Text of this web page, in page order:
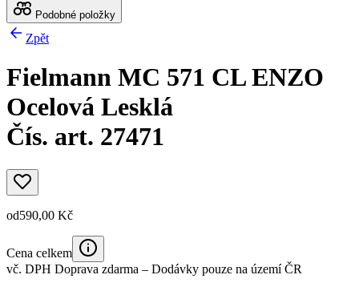
Podobné položky
Zpět
Fielmann MC 571 CL ENZO
Ocelová Lesklá
Čís. art. 27471
od590,00 Kč
Cena celkem
vč. DPH Doprava zdarma – Dodávky pouze na území ČR